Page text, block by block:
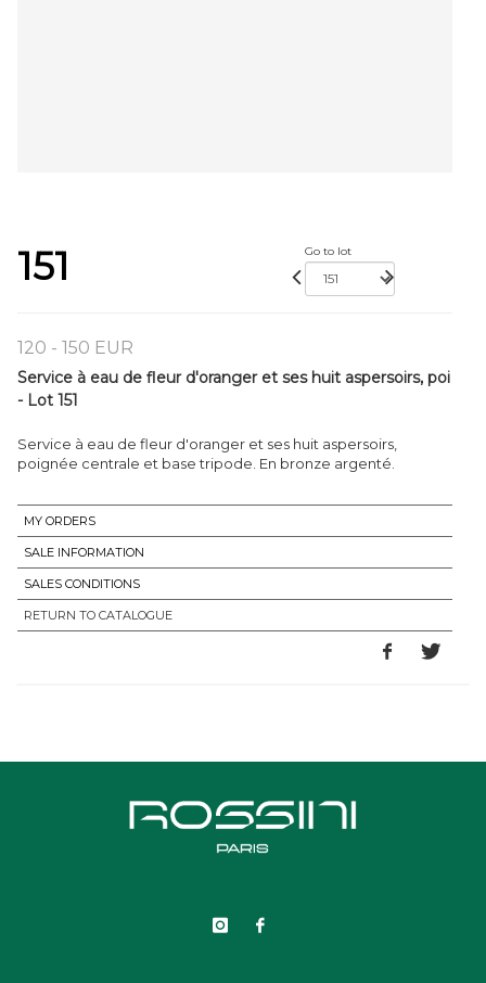
151 Go to lot
120 - 150 EUR
Service à eau de fleur d'oranger et ses huit aspersoirs, poi
- Lot 151
Service à eau de fleur d'oranger et ses huit aspersoirs,
poignée centrale et base tripode. En bronze argenté.
MY ORDERS
SALE INFORMATION
SALES CONDITIONS
RETURN TO CATALOGUE